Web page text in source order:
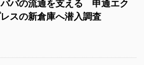
バの流通を支える 申通エク
スの新倉庫へ潜入調査